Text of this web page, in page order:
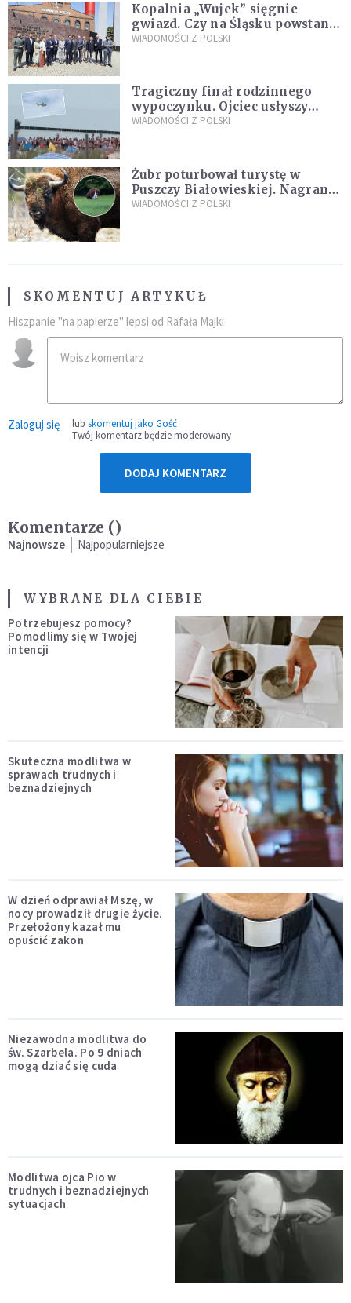
Kopalnia „Wujek” sięgnie
gwiazd. Czy na Śląsku powstanie
„Dolina Krzemowa”?
WIADOMOŚCI Z POLSKI
Tragiczny finał rodzinnego
wypoczynku. Ojciec usłyszy
zarzuty
WIADOMOŚCI Z POLSKI
Żubr poturbował turystę w
Puszczy Białowieskiej. Nagranie
daje do myślenia
WIADOMOŚCI Z POLSKI
SKOMENTUJ ARTYKUŁ
Hiszpanie "na papierze" lepsi od Rafała Majki
Zaloguj się lub skomentuj jako Gość
Twój komentarz będzie moderowany
DODAJ KOMENTARZ
Komentarze ()
Najnowsze Najpopularniejsze
WYBRANE DLA CIEBIE
Potrzebujesz pomocy?
Pomodlimy się w Twojej
intencji
Skuteczna modlitwa w
sprawach trudnych i
beznadziejnych
W dzień odprawiał Mszę, w
nocy prowadził drugie życie.
Przełożony kazał mu
opuścić zakon
Niezawodna modlitwa do
św. Szarbela. Po 9 dniach
mogą dziać się cuda
Modlitwa ojca Pio w
trudnych i beznadziejnych
sytuacjach